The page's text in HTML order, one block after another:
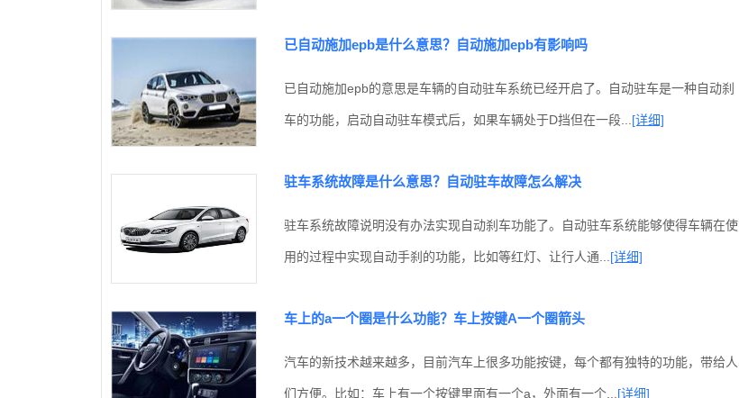
已自动施加epb是什么意思？自动施加epb有影响吗
已自动施加epb的意思是车辆的自动驻车系统已经开启了。自动驻车是一种自动刹
车的功能，启动自动驻车模式后，如果车辆处于D挡但在一段... [详细]
驻车系统故障是什么意思？自动驻车故障怎么解决
驻车系统故障说明没有办法实现自动刹车功能了。自动驻车系统能够使得车辆在使
用的过程中实现自动手刹的功能，比如等红灯、让行人通... [详细]
车上的a一个圈是什么功能？车上按键A一个圈箭头
汽车的新技术越来越多，目前汽车上很多功能按键，每个都有独特的功能，带给人
们方便。比如：车上有一个按键里面有一个a，外面有一个... [详细]